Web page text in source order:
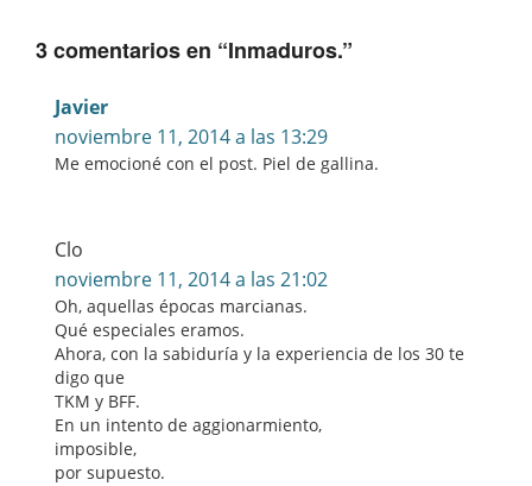
3 comentarios en “Inmaduros.”
Javier
noviembre 11, 2014 a las 13:29
Me emocioné con el post. Piel de gallina.
Clo
noviembre 11, 2014 a las 21:02
Oh, aquellas épocas marcianas.
Qué especiales eramos.
Ahora, con la sabiduría y la experiencia de los 30 te
digo que
TKM y BFF.
En un intento de aggionarmiento,
imposible,
por supuesto.